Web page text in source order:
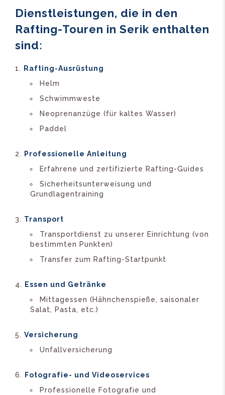
Dienstleistungen, die in den
Rafting-Touren in Serik enthalten
sind:
Rafting-Ausrüstung
Helm
Schwimmweste
Neoprenanzüge (für kaltes Wasser)
Paddel
Professionelle Anleitung
Erfahrene und zertifizierte Rafting-Guides
Sicherheitsunterweisung und
Grundlagentraining
Transport
Transportdienst zu unserer Einrichtung (von
bestimmten Punkten)
Transfer zum Rafting-Startpunkt
Essen und Getränke
Mittagessen (Hähnchenspieße, saisonaler
Salat, Pasta, etc.)
Versicherung
Unfallversicherung
Fotografie- und Videoservices
Professionelle Fotografie und